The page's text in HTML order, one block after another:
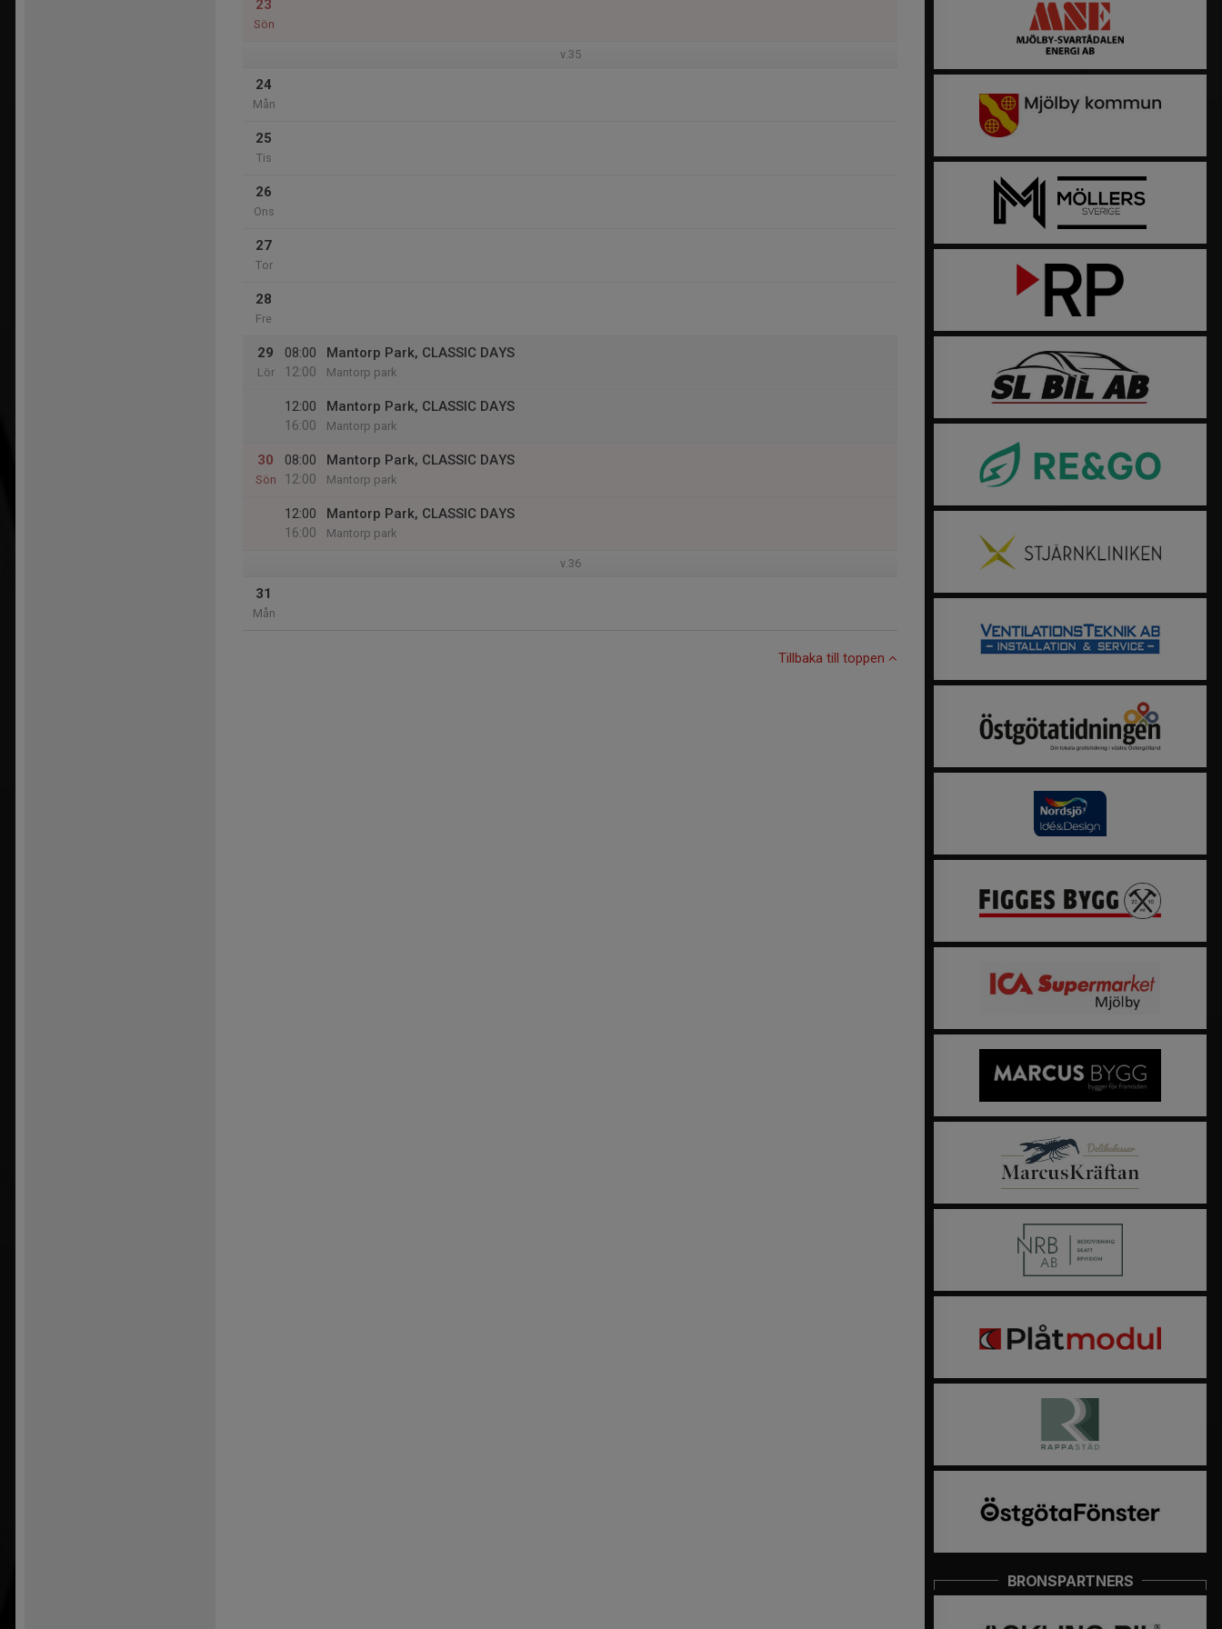
23
Sön
v.35
24
Mån
25
Tis
26
Ons
27
Tor
28
Fre
29
Lör
08:00
12:00
Mantorp Park, CLASSIC DAYS
Mantorp park
12:00
16:00
Mantorp Park, CLASSIC DAYS
Mantorp park
30
Sön
08:00
12:00
Mantorp Park, CLASSIC DAYS
Mantorp park
12:00
16:00
Mantorp Park, CLASSIC DAYS
Mantorp park
v.36
31
Mån
Tillbaka till toppen
BRONSPARTNERS